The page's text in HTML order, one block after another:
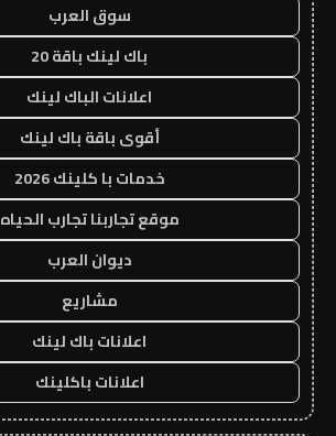
سوق العرب
باك لينك باقة 20
اعلانات الباك لينك
أقوى باقة باك لينك
خدمات با كلينك 2026
موقع تجاربنا تجارب الحياه
ديوان العرب
مشاريع
اعلانات باك لينك
اعلانات باكلينك